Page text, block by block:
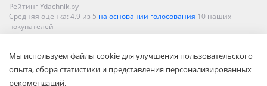
Рейтинг Ydachnik.by
Средняя оценка: 4.9 из 5 на основании голосования 10 наших
покупателей
Гродно, Могилеве, Бобруйске, Барановичах, Молодечно,
Новополоцке, Пинске, Солигорске. При заказе в интернет-магазине
доставка осуществляется по всей Беларуси.
Мы используем файлы cookie для улучшения пользовательского
опыта, сбора статистики и представления персонализированных
рекомендаций.